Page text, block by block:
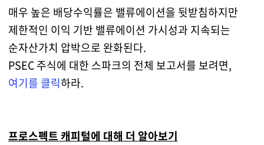
매우 높은 배당수익률은 밸류에이션을 뒷받침하지만
제한적인 이익 기반 밸류에이션 가시성과 지속되는
순자산가치 압박으로 완화된다.
PSEC 주식에 대한 스파크의 전체 보고서를 보려면,
여기를 클릭하라.
프로스펙트 캐피털에 대해 더 알아보기